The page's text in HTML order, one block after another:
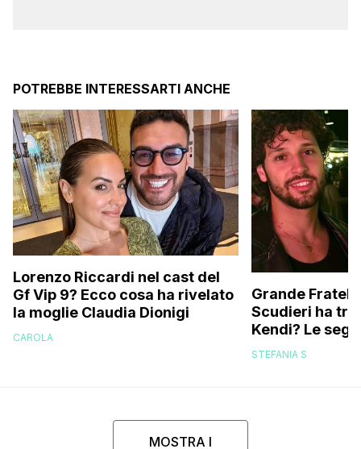
POTREBBE INTERESSARTI ANCHE
Lorenzo Riccardi nel cast del
Gf Vip 9? Ecco cosa ha rivelato
la moglie Claudia Dionigi
CAROLA
Grande
Scudieri ha
Kendi? Le
replica dell’ex
STEFANIA S
MOSTRA I